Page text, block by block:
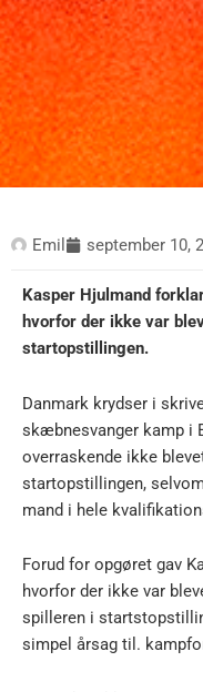
Emil september 10,
Kasper Hjulmand
hvorfor der ikke var
startopstillingen.
Danmark krydser i
skæbnesvanger kamp i
overraskende ikke
startopstillingen,
mand i hele
Forud for opgøret gav
hvorfor der ikke var
spilleren i
simpel årsag til.